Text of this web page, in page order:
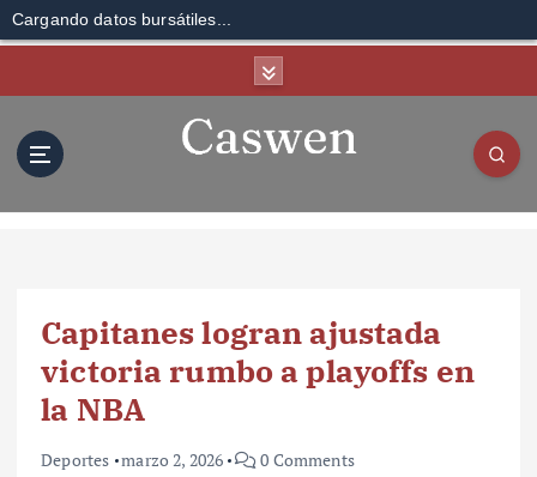
Cargando datos bursátiles...
Capitanes logran ajustada
victoria rumbo a playoffs en
la NBA
Deportes marzo 2, 2026 0 Comments